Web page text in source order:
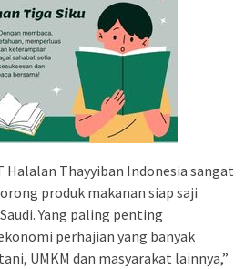
Halalan Thayyiban Indonesia sangat
produk makanan siap saji
Yang paling penting
perhajian yang banyak
UMKM dan masyarakat lainnya,”